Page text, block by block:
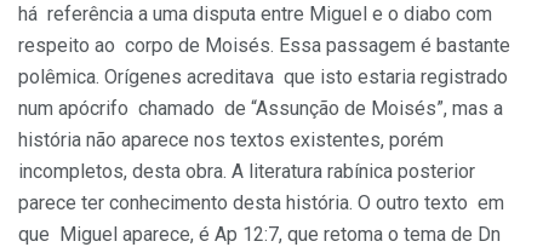
há referência a uma disputa entre Miguel e o diabo com
respeito ao corpo de Moisés. Essa passagem é bastante
polêmica. Orígenes acreditava que isto estaria registrado
num apócrifo chamado de “Assunção de Moisés”, mas a
história não aparece nos textos existentes, porém
incompletos, desta obra. A literatura rabínica posterior
parece ter conhecimento desta história. O outro texto em
que Miguel aparece, é Ap 12:7, que retoma o tema de Dn